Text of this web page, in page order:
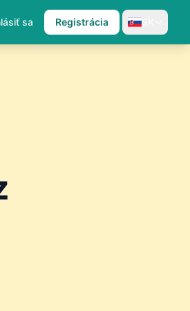
sa Registrácia